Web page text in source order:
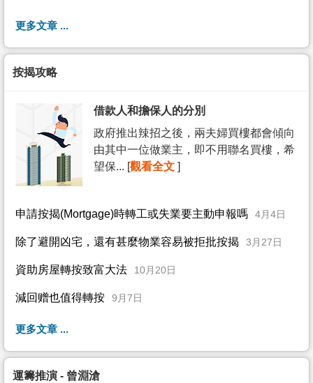
更多文章 ...
按揭攻略
借款人和擔保人的分別
政府推出辣招之後，兩夫婦買樓都會傾向
由其中一位做業主，即不用聯名買樓，希
望保... [觀看全文 ]
申請按揭(Mortgage)時轉工或失業要主動申報嗎 4月4日
除了避開凶宅，還有甚麼物業容易被拒批按揭 3月27日
資助房屋轉按致富大法 10月20日
減回赠也值得轉按 9月7日
更多文章 ...
運籌推演 - 曾淵滄